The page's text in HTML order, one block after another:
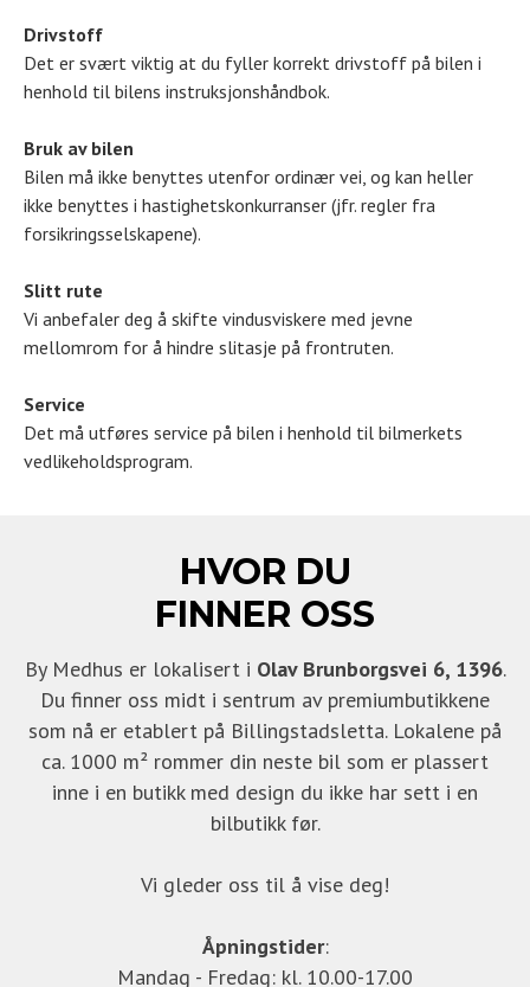
Drivstoff
Det er svært viktig at du fyller korrekt drivstoff på bilen i
henhold til bilens instruksjonshåndbok.
Bruk av bilen
Bilen må ikke benyttes utenfor ordinær vei, og kan heller
ikke benyttes i hastighetskonkurranser (jfr. regler fra
forsikringsselskapene).
Slitt rute
Vi anbefaler deg å skifte vindusviskere med jevne
mellomrom for å hindre slitasje på frontruten.
Service
Det må utføres service på bilen i henhold til bilmerkets
vedlikeholdsprogram.
HVOR DU
FINNER OSS
By Medhus er lokalisert i Olav Brunborgsvei 6, 1396.
Du finner oss midt i sentrum av premiumbutikkene
som nå er etablert på Billingstadsletta. Lokalene på
ca. 1000 m² rommer din neste bil som er plassert
inne i en butikk med design du ikke har sett i en
bilbutikk før.
Vi gleder oss til å vise deg!
Åpningstider:
Mandag - Fredag: kl. 10.00-17.00